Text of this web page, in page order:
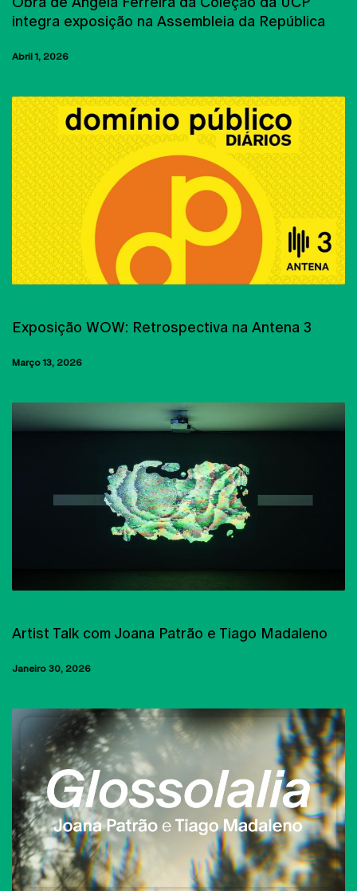
integra exposição na Assembleia da República
Abril 1, 2026
Exposição WOW: Retrospectiva na Antena 3
Março 13, 2026
Artist Talk com Joana Patrão e Tiago Madaleno
Janeiro 30, 2026